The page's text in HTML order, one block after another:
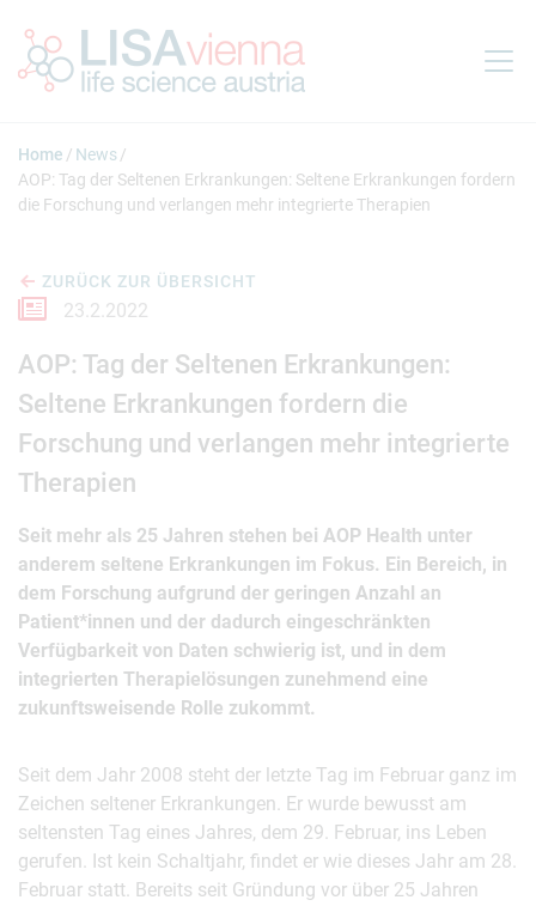
Home
News
AOP: Tag der Seltenen Erkrankungen: Seltene Erkrankungen fordern
die Forschung und verlangen mehr integrierte Therapien
ZURÜCK ZUR ÜBERSICHT
23.2.2022
AOP: Tag der Seltenen Erkrankungen:
Seltene Erkrankungen fordern die
Forschung und verlangen mehr integrierte
Therapien
Seit mehr als 25 Jahren stehen bei AOP Health unter
anderem seltene Erkrankungen im Fokus. Ein Bereich, in
dem Forschung aufgrund der geringen Anzahl an
Patient*innen und der dadurch eingeschränkten
Verfügbarkeit von Daten schwierig ist, und in dem
integrierten Therapielösungen zunehmend eine
zukunftsweisende Rolle zukommt.
Seit dem Jahr 2008 steht der letzte Tag im Februar ganz im
Zeichen seltener Erkrankungen. Er wurde bewusst am
seltensten Tag eines Jahres, dem 29. Februar, ins Leben
gerufen. Ist kein Schaltjahr, findet er wie dieses Jahr am 28.
Februar statt. Bereits seit Gründung vor über 25 Jahren